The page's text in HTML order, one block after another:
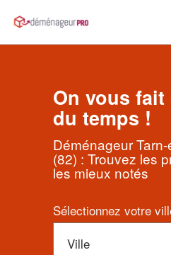
On vous fait
du temps !
Déménageur
(82) : Trouvez les
les mieux notés
Sélectionnez votre